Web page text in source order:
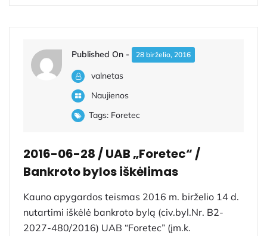
Published On - 28 birželio, 2016
valnetas
Naujienos
Tags: Foretec
2016-06-28 / UAB „Foretec“ /
Bankroto bylos iškėlimas
Kauno apygardos teismas 2016 m. birželio 14 d.
nutartimi iškėlė bankroto bylą (civ.byl.Nr. B2-
2027-480/2016) UAB “Foretec” (įm.k.